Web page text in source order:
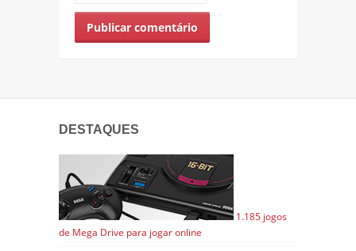
DESTAQUES
1.185 jogos
de Mega Drive para jogar online